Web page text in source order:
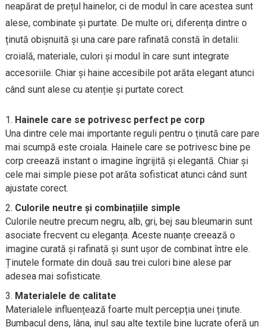
neapărat de prețul hainelor, ci de modul în care acestea sunt
alese, combinate și purtate. De multe ori, diferența dintre o
ținută obișnuită și una care pare rafinată constă în detalii:
croială, materiale, culori și modul în care sunt integrate
accesoriile. Chiar și haine accesibile pot arăta elegant atunci
când sunt alese cu atenție și purtate corect.
Hainele care se potrivesc perfect pe corp
Una dintre cele mai importante reguli pentru o ținută care pare
mai scumpă este croiala. Hainele care se potrivesc bine pe
corp creează instant o imagine îngrijită și elegantă. Chiar și
cele mai simple piese pot arăta sofisticat atunci când sunt
ajustate corect.
Culorile neutre și combinațiile simple
Culorile neutre precum negru, alb, gri, bej sau bleumarin sunt
asociate frecvent cu eleganța. Aceste nuanțe creează o
imagine curată și rafinată și sunt ușor de combinat între ele.
Ținutele formate din două sau trei culori bine alese par
adesea mai sofisticate.
Materialele de calitate
Materialele influențează foarte mult percepția unei ținute.
Bumbacul dens, lâna, inul sau alte textile bine lucrate oferă un